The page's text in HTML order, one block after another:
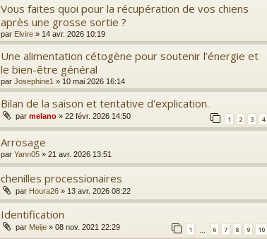
Vous faites quoi pour la récupération de vos chiens
après une grosse sortie ?
par Elvire » 14 avr. 2026 10:19
Une alimentation cétogène pour soutenir l’énergie et
le bien-être général
par Josephine1 » 10 mai 2026 16:14
Bilan de la saison et tentative d'explication.
par melano » 22 févr. 2026 14:50 1 2 3 4
Arrosage
par Yann05 » 21 avr. 2026 13:51
chenilles processionaires
par Houra26 » 13 avr. 2026 08:22
Identification
par Meije » 08 nov. 2021 22:29 1 … 6 7 8 9 10